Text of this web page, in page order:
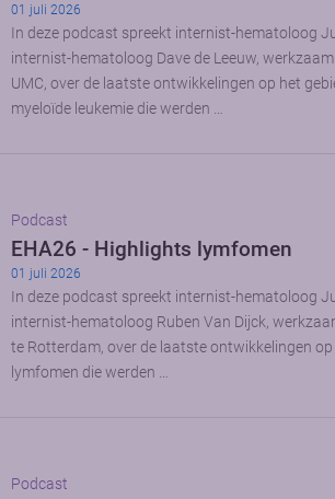
01 juli 2026
In deze podcast spreekt internist-hematoloog
internist-hematoloog Dave de Leeuw,
UMC, over de laatste ontwikkelingen op het
myeloïde leukemie die werden …
Podcast
EHA26 - Highlights lymfomen
01 juli 2026
In deze podcast spreekt internist-hematoloog
internist-hematoloog Ruben Van Dijck,
te Rotterdam, over de laatste ontwikkelingen
lymfomen die werden …
Podcast